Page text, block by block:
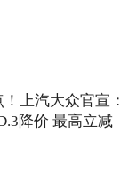
上汽大众官宣：
降价 最高立减